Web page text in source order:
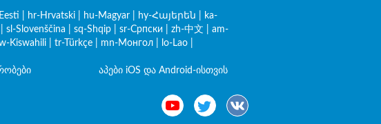
hr-Hrvatski hu-Magyar hy-Հայերեն
ka-
sl-Slovenščina sq-Shqip sr-Српски zh-中文
am-
Kiswahili tr-Türkçe mn-Монгол lo-Lao
აპები iOS და Android-ისთვის